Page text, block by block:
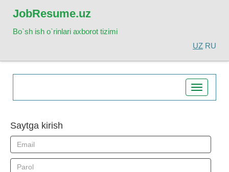
JobResume.uz
Bo`sh ish o`rinlari axborot tizimi
UZ RU
Toggle
navigation
Saytga kirish